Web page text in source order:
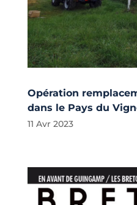
Opération
dans le Pays du
11 Avr 2023